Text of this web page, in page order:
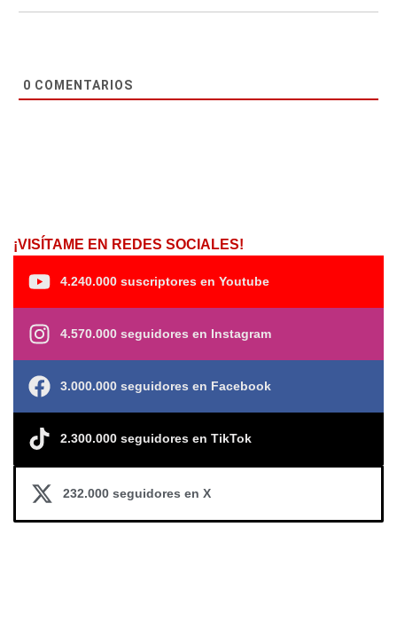
0 COMENTARIOS
¡VISÍTAME EN REDES SOCIALES!
4.240.000 suscriptores en Youtube
4.570.000 seguidores en Instagram
3.000.000 seguidores en Facebook
2.300.000 seguidores en TikTok
232.000 seguidores en X